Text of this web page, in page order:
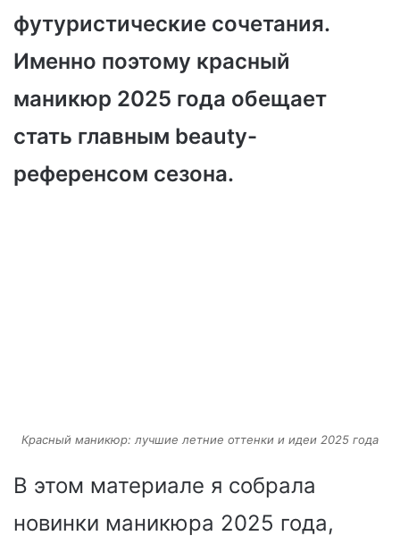
футуристические сочетания.
Именно поэтому красный
маникюр 2025 года обещает
стать главным beauty-
референсом сезона.
Красный маникюр: лучшие летние оттенки и идеи 2025 года
В этом материале я собрала
новинки маникюра 2025 года,